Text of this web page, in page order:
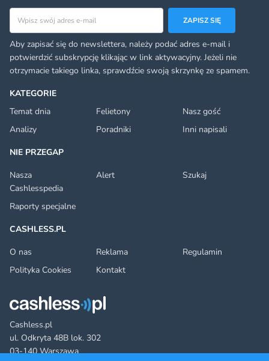
Cashless.pl
ul. Odkryta 48B lok. 302
03-140 Warszawa
KATEGORIE
Temat dnia
Felietony
Nasz gość
Analizy
Poradniki
Inni napisali
NIE PRZEGAP
Nasza
Cashlesspedia
Alert Szukaj
Raporty specjalne
CASHLESS.PL
O nas
Reklama
Regulamin
Polityka Cookies
Kontakt
ZAPISZ SIĘ
Aby zapisać się do newslettera, należy podać adres e-mail i
potwierdzić subskrypcję klikając w link aktywacyjny. Jeżeli nie
otrzymacie takiego linka, sprawdźcie swoją skrzynkę ze spamem.